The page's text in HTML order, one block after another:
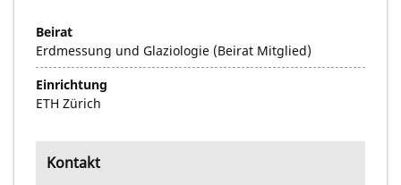
Beirat
Erdmessung und Glaziologie (Beirat Mitglied)
Einrichtung
ETH Zürich
Kontakt